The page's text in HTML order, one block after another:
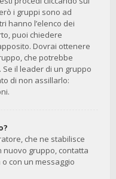
i gruppi sono ad
hanno l’elenco dei
puoi chiedere
Dovrai ottenere
che potrebbe
il leader di un gruppo
di non assillarlo:
che ne stabilisce
nuovo gruppo, contatta
con un messaggio